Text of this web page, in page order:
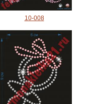
10-008